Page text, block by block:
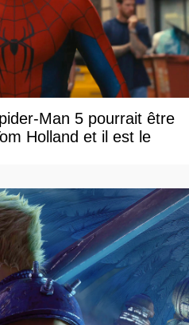
Man 5 pourrait être
Holland et il est le